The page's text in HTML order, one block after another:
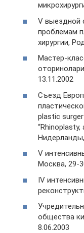
V выездной
проблемам
хирургии,
Мастер-
13.11.2002
Съезд
plastic
V
Москва, 29-
IV
общества
8.06.2003